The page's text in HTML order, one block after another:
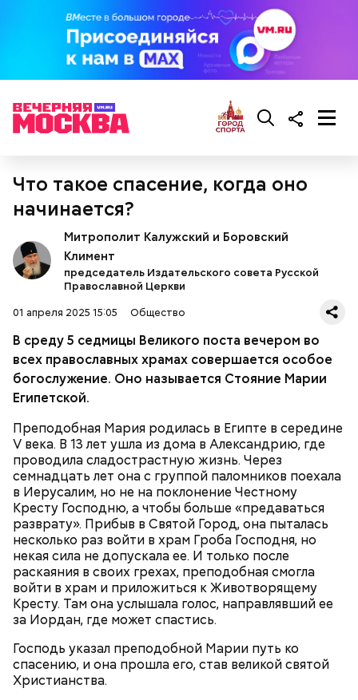
Что такое спасение, когда оно
начинается?
Митрополит Калужский и Боровский
Климент
председатель Издательского совета Русской
Православной Церкви
01 апреля 2025 15:05
Общество
В среду 5 седмицы Великого поста вечером во
всех православных храмах совершается особое
богослужение. Оно называется Стояние Марии
Египетской.
Преподобная Мария родилась в Египте в середине
V века. В 13 лет ушла из дома в Александрию, где
проводила сладострастную жизнь. Через
семнадцать лет она с группой паломников поехала
в Иерусалим, но не на поклонение Честному
Кресту Господню, а чтобы больше «предаваться
разврату». Прибыв в Святой Город, она пыталась
несколько раз войти в храм Гроба Господня, но
некая сила не допускала ее. И только после
раскаяния в своих грехах, преподобная смогла
войти в храм и приложиться к Животворящему
Кресту. Там она услышала голос, направлявший ее
за Иордан, где может спастись.
Господь указал преподобной Марии путь ко
спасению, и она прошла его, став великой святой
Христианства.
Противень ставится в духовку, разогретую до 180–
190 градусов. Спагетти из кабачка нужно запекать
25–30 минут.
Уберут отеки и улучшат зрение:
диетолог Соломатина рассказала
о пользе кабачков
Кабачки, тушеные с курицей
Как приготовить домашний
майонез: три простых рецепта
Эндокринолог Куликова
объяснила, в чем заключается
польза сезонных овощей и
фруктов
Как выбрать дыню
Фото: Shutterstock
При выборе дыни эксперт посоветовала
ориентироваться на запах: